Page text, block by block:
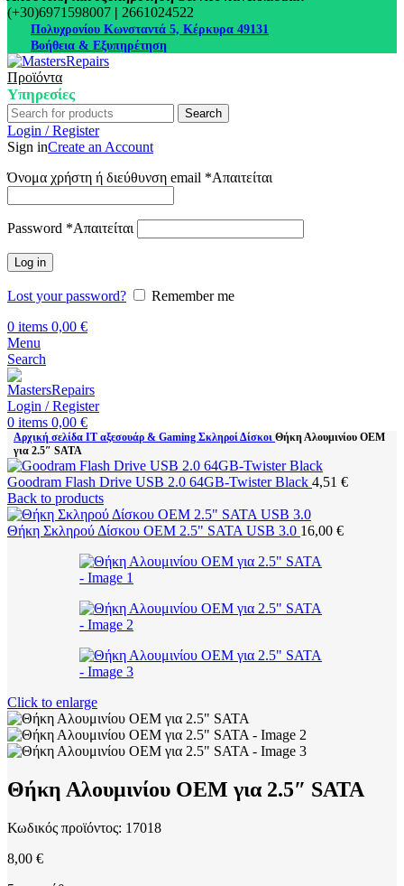
(+30)6971598007 | 2661024522
Πολυχρονίου Κωνσταντά 5, Κέρκυρα 49131
Βοήθεια & Εξυπηρέτηση
Προϊόντα
Υπηρεσίες
Search
Login / Register
Sign inCreate an Account
Όνομα χρήστη ή διεύθυνση email *Απαιτείται
Password *Απαιτείται
Log in
Lost your password?
Remember me
0 items 0,00 €
Menu
Search
Login / Register
0 items 0,00 €
Αρχική σελίδα IT αξεσουάρ & Gaming Σκληροί Δίσκοι Θήκη Αλουμινίου ΟΕΜ
για 2.5″ SATA
Goodram Flash Drive USB 2.0 64GB-Twister Black 4,51 €
Back to products
Θήκη Σκληρού Δίσκου ΟΕΜ 2.5" SATA USB 3.0 16,00 €
Click to enlarge
Θήκη Αλουμινίου ΟΕΜ για 2.5″ SATA
Κωδικός προϊόντος: 17018
8,00 €